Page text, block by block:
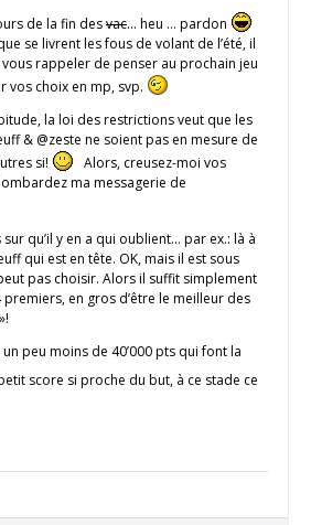
de la fin desvac… heu … pardon
se livrent les fous de volant de l’été, il
rappeler de penser au prochain jeu
vos choix en mp, svp.
la loi des restrictions veut que les
& @zeste ne soient pas en mesure de
si!
Alors, creusez-moi vos
ma messagerie de
qu’il y en a qui oublient… par ex.: là à
qui est en tête. OK, mais il est sous
pas choisir. Alors il suffit simplement
premiers, en gros d’être le meilleur des
peu moins de 40’000 pts qui font la
score si proche du but, à ce stade ce